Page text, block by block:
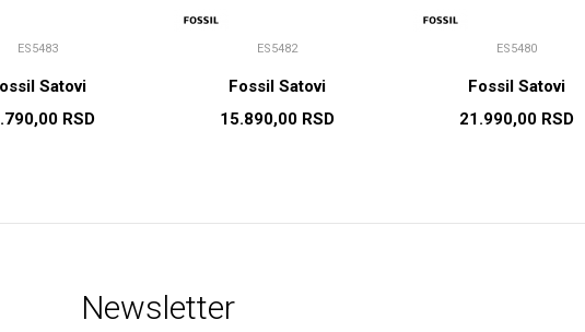
ES5483
Satovi
RSD
ES5482
Fossil Satovi
15.890,00 RSD
ES5480
Fossil Satovi
21.990,00 RSD
Newsletter